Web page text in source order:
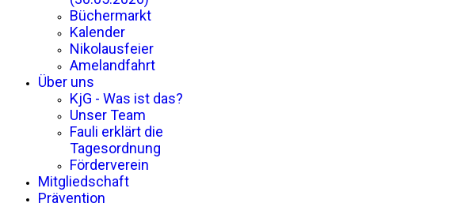
Büchermarkt
Kalender
Nikolausfeier
Amelandfahrt
Über uns
KjG - Was ist das?
Unser Team
Fauli erklärt die
Tagesordnung
Förderverein
Mitgliedschaft
Prävention